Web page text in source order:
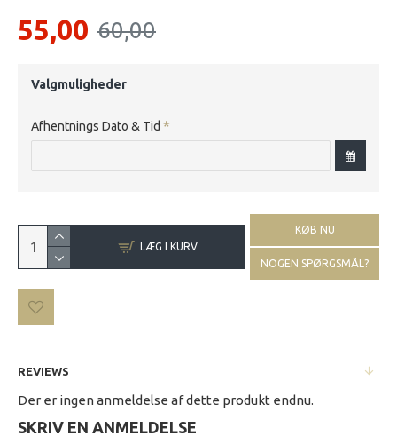
55,00 60,00
Valgmuligheder
Afhentnings Dato & Tid
LÆG I KURV
KØB NU
NOGEN SPØRGSMÅL?
REVIEWS
Der er ingen anmeldelse af dette produkt endnu.
SKRIV EN ANMELDELSE